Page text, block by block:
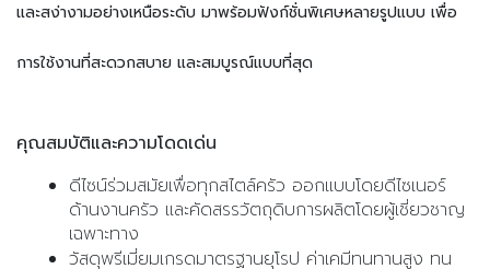
และสง่างามอย่างเหนือระดับ มาพร้อมฟังก์ชั่นพิเศษหลายรูปแบบ เพื่อ
การใช้งานที่สะดวกสบาย และสมบูรณ์แบบที่สุด
คุณสมบัติและความโดดเด่น
ดีไซน์ร่วมสมัยเพื่อทุกสไตล์ครัว ออกแบบโดยดีไซเนอร์
ด้านงานครัว และคัดสรรวัตถุดิบการผลิตโดยผู้เชี่ยวชาญ
เฉพาะทาง
วัสดุพรีเมี่ยมเกรดมาตรฐานยุโรป ค่าเคมีทนทานสูง ทน